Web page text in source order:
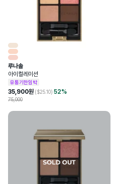
루나솔
아이컬레이션
유통기한임박
35,900원 ($25.10) 52%
75,000